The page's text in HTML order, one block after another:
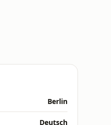
Berlin
Deutsch